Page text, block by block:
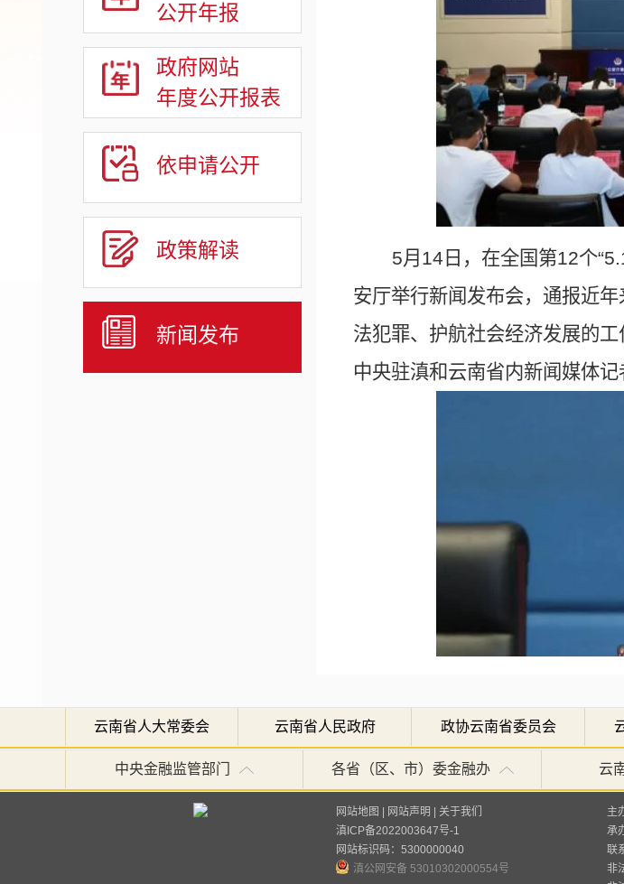
公开年报
政府网站
年度公开报表
依申请公开
政策解读
新闻发布
5月14日，在全国第12个
安厅举行新闻发布会，通报近
法犯罪、护航社会经济发展的工
中央驻滇和云南省内新闻媒体记
省公安厅党委委员、副厅
宣布云南省“千名经侦民警进千
云南省人大常委会 云南省人民政府 政协云南省委员会
中央金融监管部门 各省（区、市）委金融办 云
网站地图 网站声明
关于我们
滇ICP备2022003647号-1
网站标识码：5300000040
滇公网安备 53010302000554号
主
承
联
非